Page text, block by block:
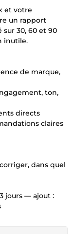
et votre
un rapport
30, 60 et 90
inutile.
de marque,
ton,
directs
claires
dans quel
jours — ajout :